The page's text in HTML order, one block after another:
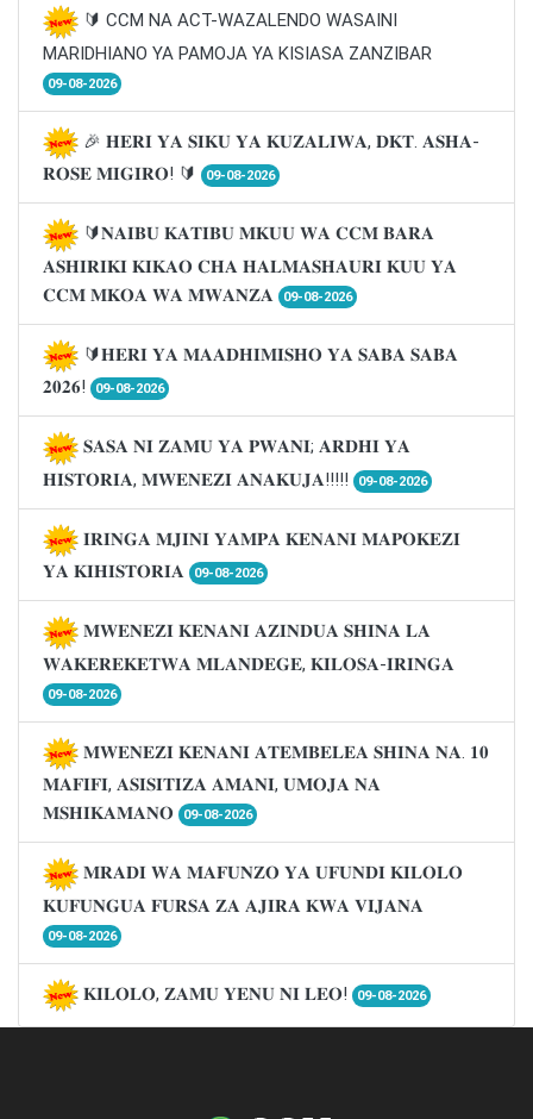
🔰 CCM NA ACT-WAZALENDO WASAINI
MARIDHIANO YA PAMOJA YA KISIASA ZANZIBAR
09-08-2026
🎉 𝐇𝐄𝐑𝐈 𝐘𝐀 𝐒𝐈𝐊𝐔 𝐘𝐀 𝐊𝐔𝐙𝐀𝐋𝐈𝐖𝐀, 𝐃𝐊𝐓. 𝐀𝐒𝐇𝐀-
𝐑𝐎𝐒𝐄 𝐌𝐈𝐆𝐈𝐑𝐎! 🔰
09-08-2026
🔰𝐍𝐀𝐈𝐁𝐔 𝐊𝐀𝐓𝐈𝐁𝐔 𝐌𝐊𝐔𝐔 𝐖𝐀 𝐂𝐂𝐌 𝐁𝐀𝐑𝐀
𝐀𝐒𝐇𝐈𝐑𝐈𝐊𝐈 𝐊𝐈𝐊𝐀𝐎 𝐂𝐇𝐀 𝐇𝐀𝐋𝐌𝐀𝐒𝐇𝐀𝐔𝐑𝐈 𝐊𝐔𝐔 𝐘𝐀
𝐂𝐂𝐌 𝐌𝐊𝐎𝐀 𝐖𝐀 𝐌𝐖𝐀𝐍𝐙𝐀
09-08-2026
🔰𝐇𝐄𝐑𝐈 𝐘𝐀 𝐌𝐀𝐀𝐃𝐇𝐈𝐌𝐈𝐒𝐇𝐎 𝐘𝐀 𝐒𝐀𝐁𝐀 𝐒𝐀𝐁𝐀
𝟐𝟎𝟐𝟔!
09-08-2026
𝐒𝐀𝐒𝐀 𝐍𝐈 𝐙𝐀𝐌𝐔 𝐘𝐀 𝐏𝐖𝐀𝐍𝐈; 𝐀𝐑𝐃𝐇𝐈 𝐘𝐀
𝐇𝐈𝐒𝐓𝐎𝐑𝐈𝐀, 𝐌𝐖𝐄𝐍𝐄𝐙𝐈 𝐀𝐍𝐀𝐊𝐔𝐉𝐀!!!!!
09-08-2026
𝐈𝐑𝐈𝐍𝐆𝐀 𝐌𝐉𝐈𝐍𝐈 𝐘𝐀𝐌𝐏𝐀 𝐊𝐄𝐍𝐀𝐍𝐈 𝐌𝐀𝐏𝐎𝐊𝐄𝐙𝐈
𝐘𝐀 𝐊𝐈𝐇𝐈𝐒𝐓𝐎𝐑𝐈𝐀
09-08-2026
𝐌𝐖𝐄𝐍𝐄𝐙𝐈 𝐊𝐄𝐍𝐀𝐍𝐈 𝐀𝐙𝐈𝐍𝐃𝐔𝐀 𝐒𝐇𝐈𝐍𝐀 𝐋𝐀
𝐖𝐀𝐊𝐄𝐑𝐄𝐊𝐄𝐓𝐖𝐀 𝐌𝐋𝐀𝐍𝐃𝐄𝐆𝐄, 𝐊𝐈𝐋𝐎𝐒𝐀-𝐈𝐑𝐈𝐍𝐆𝐀
09-08-2026
𝐌𝐖𝐄𝐍𝐄𝐙𝐈 𝐊𝐄𝐍𝐀𝐍𝐈 𝐀𝐓𝐄𝐌𝐁𝐄𝐋𝐄𝐀 𝐒𝐇𝐈𝐍𝐀 𝐍𝐀. 𝟏𝟎
𝐌𝐀𝐅𝐈𝐅𝐈, 𝐀𝐒𝐈𝐒𝐈𝐓𝐈𝐙𝐀 𝐀𝐌𝐀𝐍𝐈, 𝐔𝐌𝐎𝐉𝐀 𝐍𝐀
𝐌𝐒𝐇𝐈𝐊𝐀𝐌𝐀𝐍𝐎
09-08-2026
𝐌𝐑𝐀𝐃𝐈 𝐖𝐀 𝐌𝐀𝐅𝐔𝐍𝐙𝐎 𝐘𝐀 𝐔𝐅𝐔𝐍𝐃𝐈 𝐊𝐈𝐋𝐎𝐋𝐎
𝐊𝐔𝐅𝐔𝐍𝐆𝐔𝐀 𝐅𝐔𝐑𝐒𝐀 𝐙𝐀 𝐀𝐉𝐈𝐑𝐀 𝐊𝐖𝐀 𝐕𝐈𝐉𝐀𝐍𝐀
09-08-2026
𝐊𝐈𝐋𝐎𝐋𝐎, 𝐙𝐀𝐌𝐔 𝐘𝐄𝐍𝐔 𝐍𝐈 𝐋𝐄𝐎! 09-08-2026